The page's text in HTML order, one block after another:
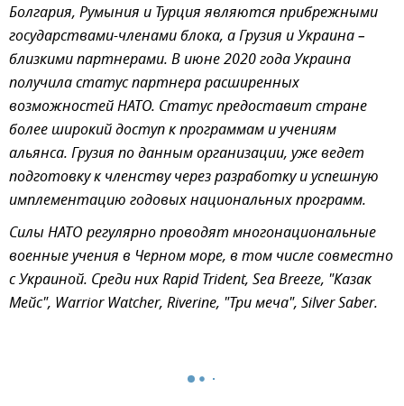
Болгария, Румыния и Турция являются прибрежными
государствами-членами блока, а Грузия и Украина –
близкими партнерами. В июне 2020 года Украина
получила статус партнера расширенных
возможностей НАТО. Статус предоставит стране
более широкий доступ к программам и учениям
альянса. Грузия по данным организации, уже ведет
подготовку к членству через разработку и успешную
имплементацию годовых национальных программ.
Силы НАТО регулярно проводят многонациональные
военные учения в Черном море, в том числе совместно
с Украиной. Среди них Rapid Trident, Sea Breeze, "Казак
Мейс", Warrior Watcher, Riverine, "Три меча", Silver Saber.